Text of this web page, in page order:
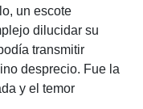
un escote
dilucidar su
transmitir
desprecio. Fue la
y el temor